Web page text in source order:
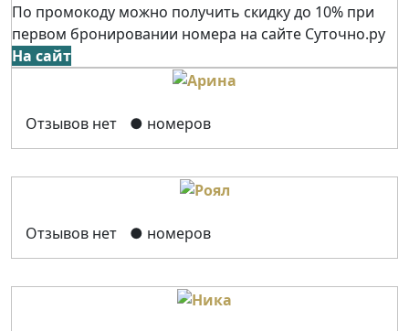
По промокоду можно получить скидку до 10% при
первом бронировании номера на сайте Суточно.ру
На сайт
Отзывов нет ● номеров
Отзывов нет ● номеров